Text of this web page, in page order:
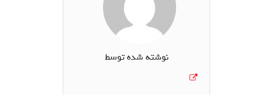
نوشته شده توسط